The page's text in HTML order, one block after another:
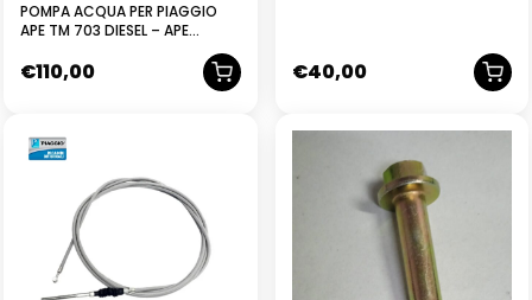
POMPA ACQUA PER PIAGGIO
APE TM 703 DIESEL – APE
CALESSINO ORIGINALE PIAGGIO
L6584480
€110,00 €40,00